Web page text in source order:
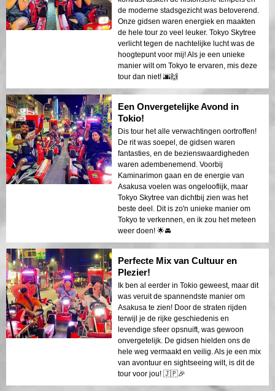
de moderne stadsgezicht was betoverend.
Onze gidsen waren energiek en maakten
de hele tour zo veel leuker. Tokyo Skytree
verlicht tegen de nachtelijke lucht was de
hoogtepunt voor mij! Als je een unieke
manier wilt om Tokyo te ervaren, mis deze
tour dan niet! 🌆🙌
Een Onvergetelijke Avond in
Tokio!
Dis tour het alle verwachtingen oortroffen!
De rit was soepel, de gidsen waren
fantasties, en de bezienswaardigheden
waren adembenemend. Voorbij
Kaminarimon gaan en de energie van
Asakusa voelen was ongelooflijk, maar
Tokyo Skytree van dichtbij zien was het
beste deel. Dit is zo'n unieke manier om
Tokyo te verkennen, en ik zou het meteen
weer doen! 🌟🚘
Perfecte Mix van Cultuur en
Plezier!
Ik ben al eerder in Tokio geweest, maar dit
was veruit de spannendste manier om
Asakusa te zien! Door de straten rijden
terwijl je de rijke geschiedenis en
levendige sfeer opsnuift, was gewoon
onvergetelijk. De gidsen hielden ons de
hele weg vermaakt en veilig. Als je een mix
van avontuur en sightseeing wilt, is dit de
tour voor jou! 🇯🇵🎉